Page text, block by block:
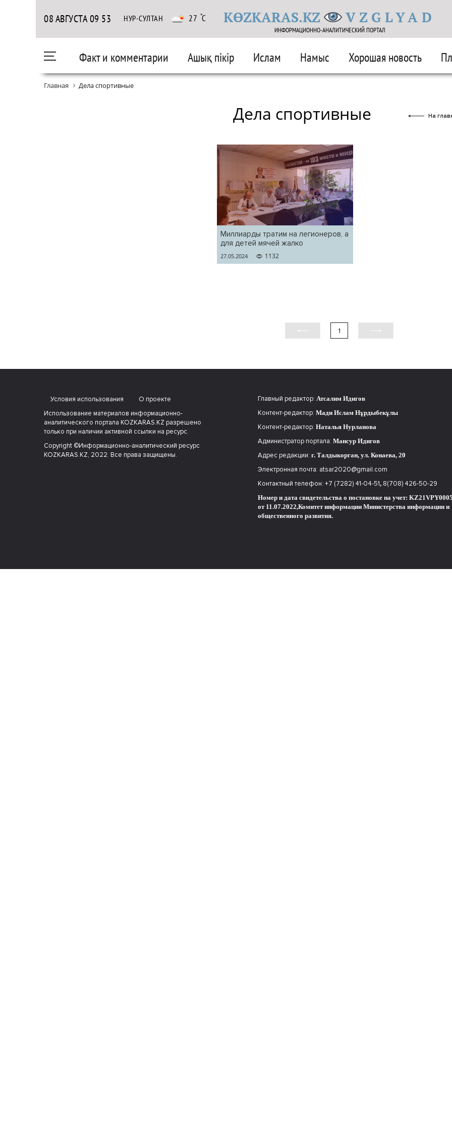
08 АВГУСТА09 53 НУР-СУЛТАН 27 ◦C KӨZKARAS.KZ VZGLYAD
ИНФОРМАЦИОННО-АНАЛИТИЧЕСКИЙ ПОРТАЛ
Факт и комментарии Ашық пікір Ислам Намыс Хорошая новость
Ой - пікір
Cлово о родителях Следствие безответственности
Сказание о
Халатность взрослых
Штрихи к портрету личности Новые объекты на карте Жетысу
О тарифах на услуги Экономика Разящая рифма поэта
Прямая речь Память Еске алу
Главная Дела спортивные
Дела спортивные На
Миллиарды тратим на легионеров, а
для детей мячей жалко
27.05.2024 1132
1
Условия использования
О проекте
Использование материалов информационно-
аналитического портала KOZKARAS.KZ разрешено
только при наличии активной ссылки на ресурс.
Copyright ©Информационно-аналитический ресурс
KOZKARAS.KZ, 2022. Все права защищены.
Главный редактор: Атсалим Идигов
Контент-редактор: Мади Ислам Нұрдыбекұлы
Контент-редактор: Наталья Нурланова
Администратор портала: Мансур Идигов
Адрес редакции: г. Талдыкорган, ул. Конаева, 20
Электронная почта: atsar2020@gmail.com
Контактный телефон: +7 (7282) 41-04-51, 8(708) 426-50-29
Номер и дата свидетельства о постановке на учет:
от 11.07.2022,Комитет информации Министерства информации и
общественного развития.